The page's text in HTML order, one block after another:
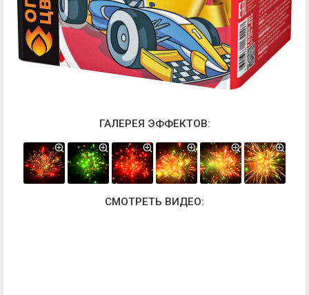
ГАЛЕРЕЯ ЭФФЕКТОВ:
СМОТРЕТЬ ВИДЕО: